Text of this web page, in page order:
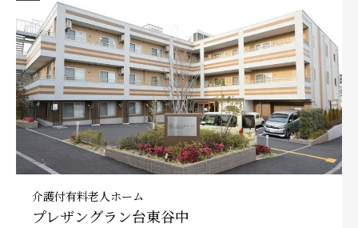
介護付有料老人ホーム
プレザングラン台東谷中